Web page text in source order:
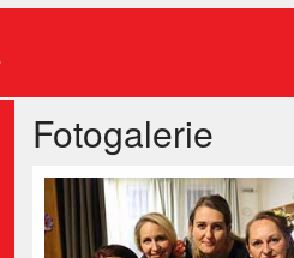
Fotogalerie